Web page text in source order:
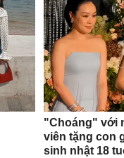
"Choáng" với
viên tặng con
sinh nhật 18